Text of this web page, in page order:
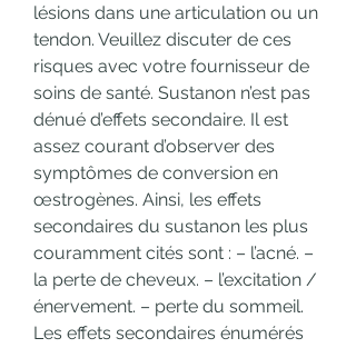
lésions dans une articulation ou un
tendon. Veuillez discuter de ces
risques avec votre fournisseur de
soins de santé. Sustanon n’est pas
dénué d’effets secondaire. Il est
assez courant d’observer des
symptômes de conversion en
œstrogènes. Ainsi, les effets
secondaires du sustanon les plus
couramment cités sont : – l’acné. –
la perte de cheveux. – l’excitation /
énervement. – perte du sommeil.
Les effets secondaires énumérés